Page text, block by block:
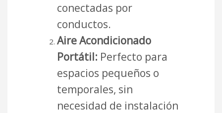
conectadas por
conductos.
Aire Acondicionado
Portátil: Perfecto para
espacios pequeños o
temporales, sin
necesidad de instalación